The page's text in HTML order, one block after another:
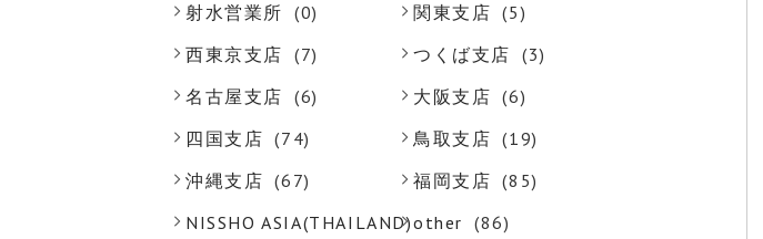
射水営業所 (0) 関東支店 (5)
西東京支店 (7) つくば支店 (3)
名古屋支店 (6) 大阪支店 (6)
四国支店 (74) 鳥取支店 (19)
沖縄支店 (67) 福岡支店 (85)
NISSHO ASIA(THAILAND)other (86)